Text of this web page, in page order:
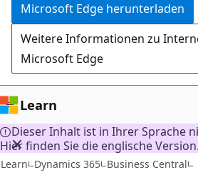
Microsoft Edge herunterladen
Weitere Informationen zu
Microsoft Edge
Learn
Dieser Inhalt ist in Ihrer Sprache
Hier finden Sie die englische Version.
Learn Dynamics 365 Business Central